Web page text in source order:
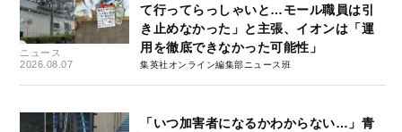
ニュース
2026.08.07
て行ってらっしゃいと…モール職員は引
き止めなかった」と主張、イオンは「運
用を徹底できなかった可能性」
集英社オンライン編集部ニュース班
「いつ加害者になるかわからない…」青